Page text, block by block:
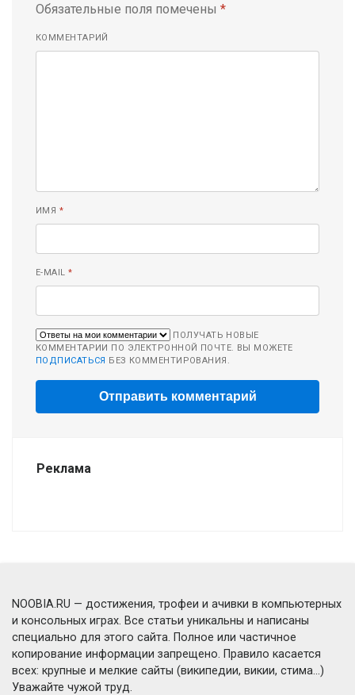
Обязательные поля помечены *
КОММЕНТАРИЙ
ИМЯ *
E-MAIL*
ПОЛУЧАТЬ НОВЫЕ
КОММЕНТАРИИ ПО ЭЛЕКТРОННОЙ ПОЧТЕ. ВЫ МОЖЕТЕ
ПОДПИСАТЬСЯ БЕЗ КОММЕНТИРОВАНИЯ.
Реклама
NOOBIA.RU — достижения, трофеи и ачивки в компьютерных
и консольных играх. Все статьи уникальны и написаны
специально для этого сайта. Полное или частичное
копирование информации запрещено. Правило касается
всех: крупные и мелкие сайты (википедии, викии, стима...)
Уважайте чужой труд.